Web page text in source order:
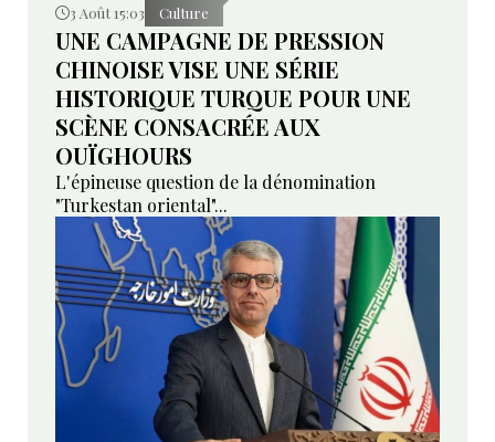
3 Août 15:03 Culture
UNE CAMPAGNE DE PRESSION
CHINOISE VISE UNE SÉRIE
HISTORIQUE TURQUE POUR UNE
SCÈNE CONSACRÉE AUX
OUÏGHOURS
L'épineuse question de la dénomination
"Turkestan oriental"...